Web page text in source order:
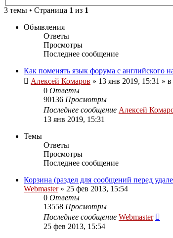
3 темы • Страница 1 из 1
Объявления
Ответы
Просмотры
Последнее сообщение
Как поменять язык форума с английского
Алексей Комаров » 13 янв 2019, 15:31 »
0 Ответы
90136 Просмотры
Последнее сообщение Алексей
13 янв 2019, 15:31
Темы
Ответы
Просмотры
Последнее сообщение
Корзина (раздел для сообщений перед
Webmaster» 25 фев 2013, 15:54
0 Ответы
13558 Просмотры
Последнее сообщение Webmaster
25 фев 2013, 15:54